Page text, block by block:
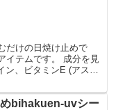
だけの日焼け止めで
イテムです。 成分を見
ン、ビタミンE (アスコ
bihakuen-uvシー